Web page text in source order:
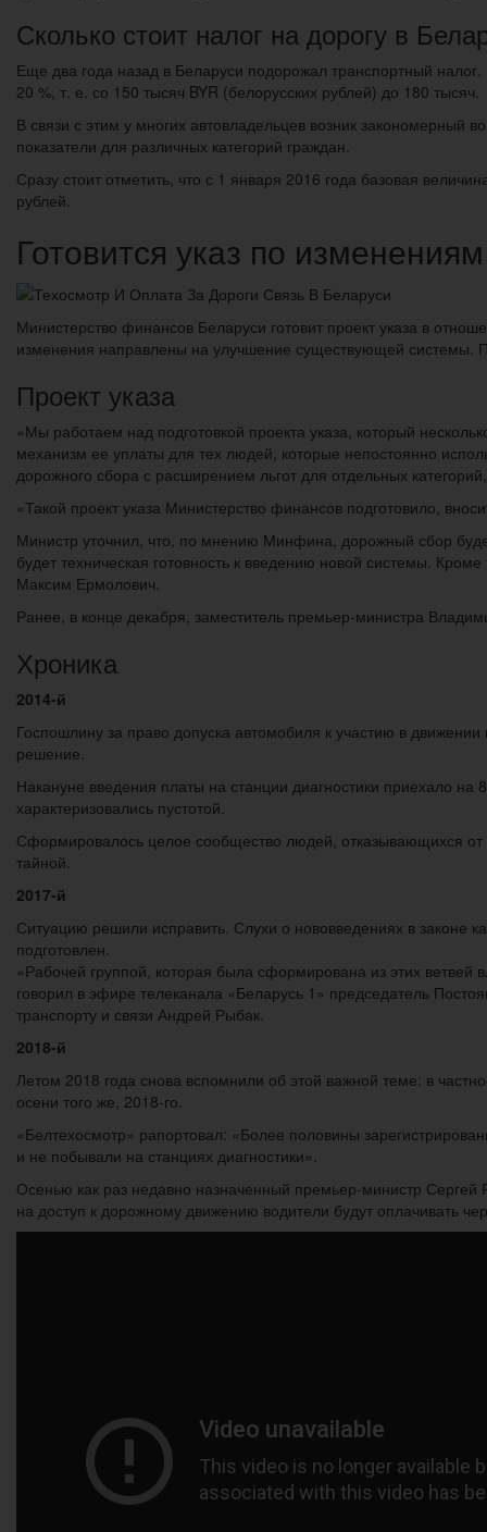
Сколько стоит налог на дорогу в
Еще два года назад в Беларуси подорожал транспортный
20 %, т. е. со 150 тысяч BYR (белорусских рублей) до 180 тысяч.
В связи с этим у многих автовладельцев возник
показатели для различных категорий граждан.
Сразу стоит отметить, что с 1 января 2016 года базовая
рублей.
Готовится указ по
Министерство финансов Беларуси готовит проект указа в
изменения направлены на улучшение существующей системы.
Проект указа
«Мы работаем над подготовкой проекта указа, который
механизм ее уплаты для тех людей, которые непостоянно
дорожного сбора с расширением льгот для отдельных
«Такой проект указа Министерство финансов подготовило,
Министр уточнил, что, по мнению Минфина, дорожный сбор
будет техническая готовность к введению новой системы.
Максим Ермолович.
Ранее, в конце декабря, заместитель премьер-министра
Хроника
2014-й
Госпошлину за право допуска автомобиля к участию в
решение.
Накануне введения платы на станции диагностики приехало
характеризовались пустотой.
Сформировалось целое сообщество людей, отказывающихся
тайной.
2017-й
Ситуацию решили исправить. Слухи о нововведениях в законе
подготовлен.
«Рабочей группой, которая была сформирована из этих
говорил в эфире телеканала «Беларусь 1» председатель
транспорту и связи Андрей Рыбак.
2018-й
Летом 2018 года снова вспомнили об этой важной теме: в
осени того же, 2018-го.
«Белтехосмотр» рапортовал: «Более половины
и не побывали на станциях диагностики».
Осенью как раз недавно назначенный премьер-министр Сергей
на доступ к дорожному движению водители будут оплачивать